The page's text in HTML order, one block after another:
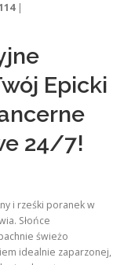
|
Epicki
24/7!
i rześki poranek w
Słońce
świeżo
idealnie zaparzonej,